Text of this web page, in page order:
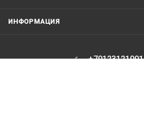
ИНФОРМАЦИЯ
+79123121991